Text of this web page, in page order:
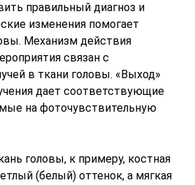
правильный диагноз и
изменения помогает
Механизм действия
связан с
в ткани головы. «Выход»
дает соответствующие
на фоточувствительную
головы, к примеру, костная
(белый) оттенок, а мягкая